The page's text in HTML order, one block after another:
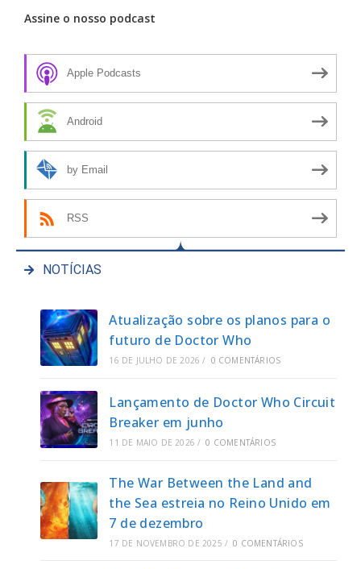
Assine o nosso podcast
Apple Podcasts
Android
by Email
RSS
NOTÍCIAS
Atualização sobre os planos para o
futuro de Doctor Who
16 DE JULHO DE 2026 / 0 COMENTÁRIOS
Lançamento de Doctor Who Circuit
Breaker em junho
11 DE MAIO DE 2026 / 0 COMENTÁRIOS
The War Between the Land and
the Sea estreia no Reino Unido em
7 de dezembro
17 DE NOVEMBRO DE 2025 / 0 COMENTÁRIOS